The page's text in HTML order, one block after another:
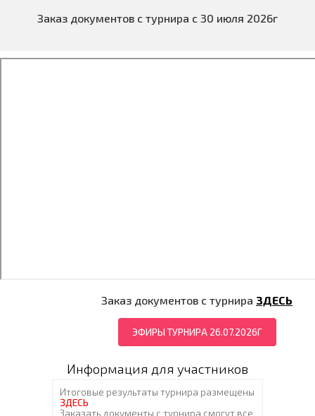
Заказ документов с турнира с 30 июля 2026г
Заказ документов с турнира ЗДЕСЬ
ЭФИРЫ ТУРНИРА 26.07.2026Г
Информация для участников